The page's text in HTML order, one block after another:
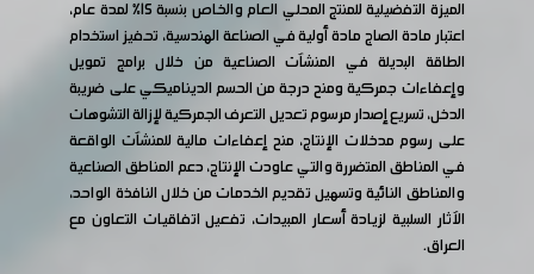
الميزة التفضيلية للمنتج المحلي العام والخاص بنسبة 15% لمدة عام،
اعتبار مادة الصاج مادة أولية في الصناعة الهندسية، تحفيز استخدام
الطاقة البديلة في المنشآت الصناعية من خلال برامج تمويل
وإعفاءات جمركية ومنح درجة من الحسم الديناميكي على ضريبة
الدخل، تسريع إصدار مرسوم تعديل التعرف الجمركية لإزالة التشوهات
على رسوم مدخلات الإنتاج، منح إعفاءات مالية للمنشآت الواقعة
في المناطق المتضررة والتي عاودت الإنتاج، دعم المناطق الصناعية
والمناطق النائية وتسهيل تقديم الخدمات من خلال النافذة الواحد،
الآثار السلبية لزيادة أسعار المبيدات، تفعيل اتفاقيات التعاون مع
العراق.